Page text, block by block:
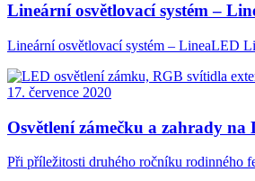
Lineární osvětlovací systém –
Lineární osvětlovací systém – LineaLED
17. července 2020
Osvětlení zámečku a zahrady
Při příležitosti druhého ročníku